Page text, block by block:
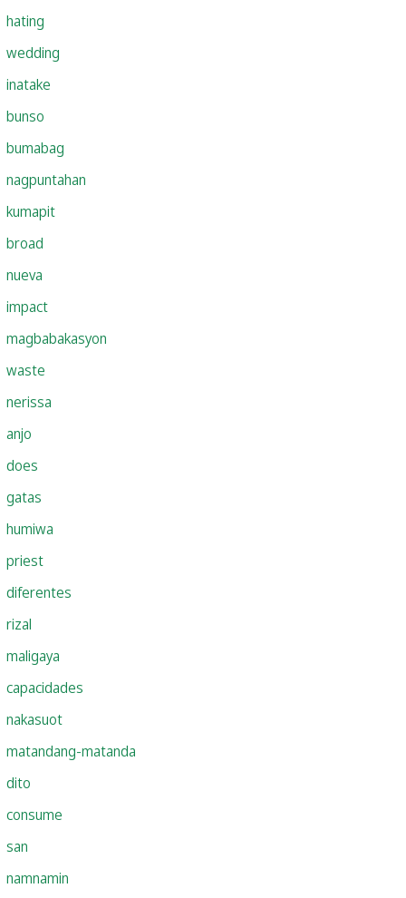
hating
wedding
inatake
bunso
bumabag
nagpuntahan
kumapit
broad
nueva
impact
magbabakasyon
waste
nerissa
anjo
does
gatas
humiwa
priest
diferentes
rizal
maligaya
capacidades
nakasuot
matandang-matanda
dito
consume
san
namnamin